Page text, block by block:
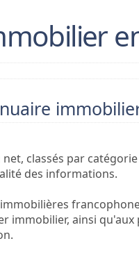
classés par
des informations.
immobilier, ainsi